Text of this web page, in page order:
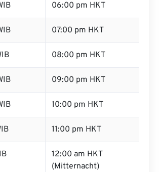
06:00 pm HKT
07:00 pm HKT
08:00 pm HKT
09:00 pm HKT
10:00 pm HKT
11:00 pm HKT
12:00 am HKT
(Mitternacht)